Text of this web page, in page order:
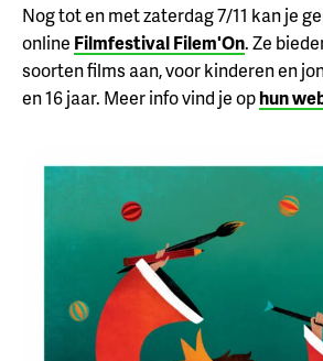
Nog tot en met zaterdag 7/11 kan je
online Filmfestival Filem'On. Ze
soorten films aan, voor kinderen en
en 16 jaar. Meer info vind je ophun